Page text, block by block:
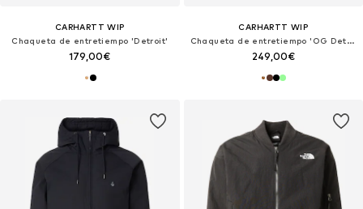
CARHARTT WIP
Chaqueta de entretiempo 'Detroit'
179,00€
CARHARTT WIP
Chaqueta de entretiempo 'OG Detroit'
249,00€